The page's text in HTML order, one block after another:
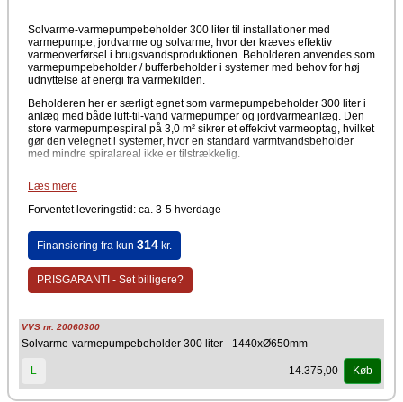
Solvarme-varmepumpebeholder 300 liter til installationer med
varmepumpe, jordvarme og solvarme, hvor der kræves effektiv
varmeoverførsel i brugsvandsproduktionen. Beholderen anvendes som
varmepumpebeholder / bufferbeholder i systemer med behov for høj
udnyttelse af energi fra varmekilden.
Beholderen her er særligt egnet som varmepumpebeholder 300 liter i
anlæg med både luft-til-vand varmepumper og jordvarmeanlæg. Den
store varmepumpespiral på 3,0 m² sikrer et effektivt varmeoptag, hvilket
gør den velegnet i systemer, hvor en standard varmtvandsbeholder
med mindre spiralareal ikke er tilstrækkelig.
eller i kombinerede anlæg med solvarme, hvor der ønskes fleksibel
udnyttelse af de to spiraler. Beholderens opbygning gør den egnet til
både enfamiliehuse og større installationer med kontinuerligt
Fordele
Varmepumpebeholder 300 liter til effektiv
brugsvandsproduktion
Kan anvendes som bufferbeholder til varmepumpe
Understøtter kombination med solvarmeanlæg
Høj varmeoverførsel sammenlignet med standardbeholdere
Læs mere
Forventet leveringstid: ca. 3-5 hverdage
Finansiering fra kun 314kr.
PRISGARANTI - Set billigere?
VVS nr. 20060300
Solvarme-varmepumpebeholder 300 liter - 1440xØ650mm
L 14.375,00 Køb